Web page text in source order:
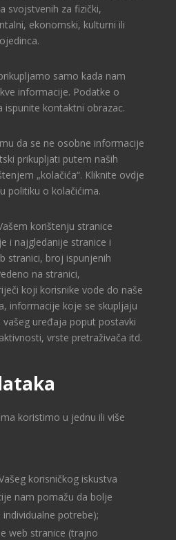
svojstvenih za fizički,
ekonomski, kulturni ili
samo kada nam
informacije. Podatke o
ispunite kontaktni obrazac.
da se ne osobne informacije
prikupljati putem naših
„kolačića“. Kliknite ovdje
politiku o kolačićima.
korištenju stranice
i najgledanije stranice i
stranici, broj ispunjenih
na stranici,
koji korisnike vode do naše
informacije koje se skupljaju
uređaja poput postavki
vrste pretraživača itd.
koristimo u jednu ili više
korisničkog iskustva
nam pomažu da bolje
potrebe);
web stranice (trajno